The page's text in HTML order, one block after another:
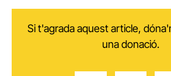
Si t'agrada aquest article,
una donació.